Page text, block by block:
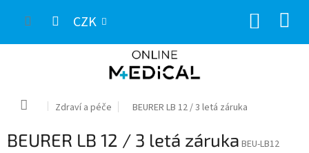
CZK
Domů Zdraví a péče BEURER LB 12 / 3 letá záruka
BEURER LB 12 / 3 letá záruka BEU-LB12